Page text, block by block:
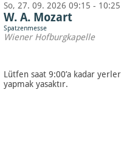
So, 27. 09. 2026 09:15 - 10:25
W. A. Mozart
Spatzenmesse
Wiener Hofburgkapelle
Lütfen saat 9:00’a kadar
yapmak yasaktır.